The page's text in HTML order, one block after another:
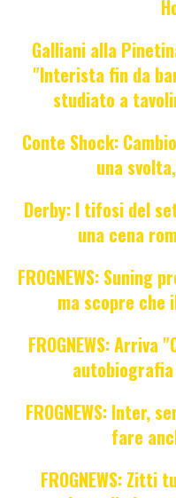
Galliani alla
"Interista fin da
studiato a
Conte Shock:
una
Derby: I tifosi del
una cena
FROGNEWS:
ma scopre che
FROGNEWS: Arriva
FROGNEWS: Inter,
fare
FROGNEWS: